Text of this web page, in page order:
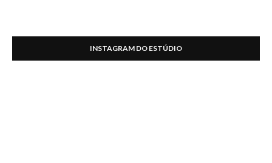
INSTAGRAM DO ESTÚDIO